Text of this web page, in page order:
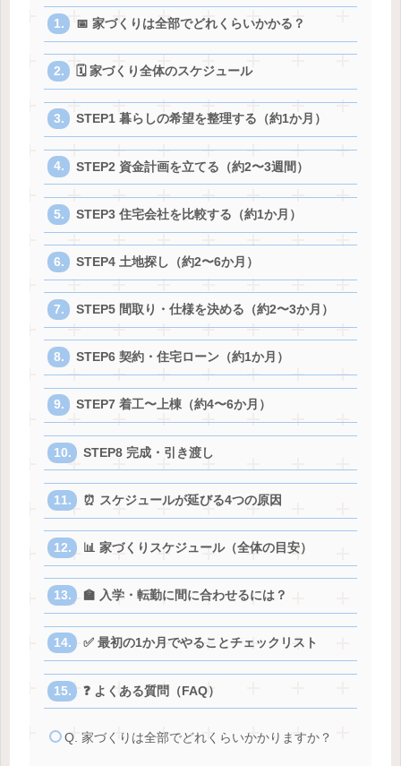
📅 家づくりは全部でどれくらいかかる？
🗓 家づくり全体のスケジュール
STEP1 暮らしの希望を整理する（約1か月）
STEP2 資金計画を立てる（約2〜3週間）
STEP3 住宅会社を比較する（約1か月）
STEP4 土地探し（約2〜6か月）
STEP5 間取り・仕様を決める（約2〜3か月）
STEP6 契約・住宅ローン（約1か月）
STEP7 着工〜上棟（約4〜6か月）
STEP8 完成・引き渡し
⏰ スケジュールが延びる4つの原因
📊 家づくりスケジュール（全体の目安）
🏫 入学・転勤に間に合わせるには？
✅ 最初の1か月でやることチェックリスト
❓ よくある質問（FAQ）
Q. 家づくりは全部でどれくらいかかりますか？